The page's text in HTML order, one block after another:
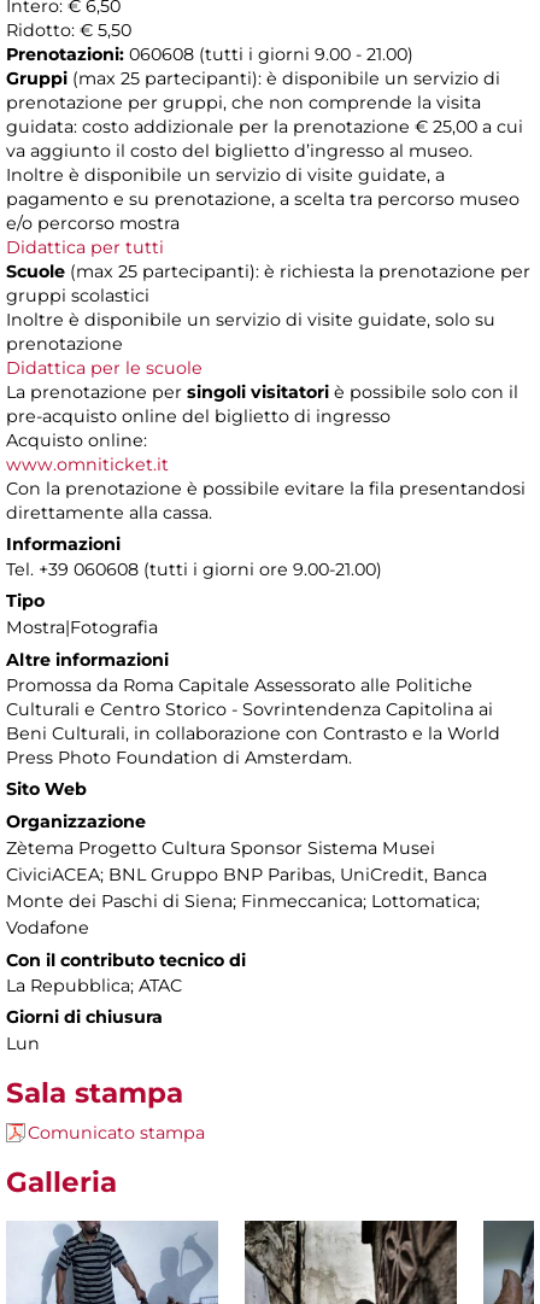
Intero: € 6,50
Ridotto: € 5,50
Prenotazioni: 060608 (tutti i giorni 9.00 - 21.00)
Gruppi (max 25 partecipanti): è disponibile un servizio di
prenotazione per gruppi, che non comprende la visita
guidata: costo addizionale per la prenotazione € 25,00 a cui
va aggiunto il costo del biglietto d’ingresso al museo.
Inoltre è disponibile un servizio di visite guidate, a
pagamento e su prenotazione, a scelta tra percorso museo
e/o percorso mostra
Didattica per tutti
Scuole (max 25 partecipanti): è richiesta la prenotazione per
gruppi scolastici
Inoltre è disponibile un servizio di visite guidate, solo su
prenotazione
Didattica per le scuole
La prenotazione per singoli visitatori è possibile solo con il
pre-acquisto online del biglietto di ingresso
Acquisto online:
www.omniticket.it
Con la prenotazione è possibile evitare la fila presentandosi
direttamente alla cassa.
Informazioni
Tel. +39 060608 (tutti i giorni ore 9.00-21.00)
Tipo
Mostra|Fotografia
Altre informazioni
Promossa da Roma Capitale Assessorato alle Politiche
Culturali e Centro Storico - Sovrintendenza Capitolina ai
Beni Culturali, in collaborazione con Contrasto e la World
Press Photo Foundation di Amsterdam.
Sito Web
Organizzazione
Zètema Progetto Cultura Sponsor Sistema Musei
CiviciACEA; BNL Gruppo BNP Paribas, UniCredit, Banca
Monte dei Paschi di Siena; Finmeccanica; Lottomatica;
Vodafone
Con il contributo tecnico di
La Repubblica; ATAC
Giorni di chiusura
Lun
Sala stampa
Comunicato stampa
Galleria